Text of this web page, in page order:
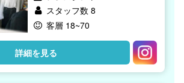
スタッフ数 8
客層 18~70
詳細を見る